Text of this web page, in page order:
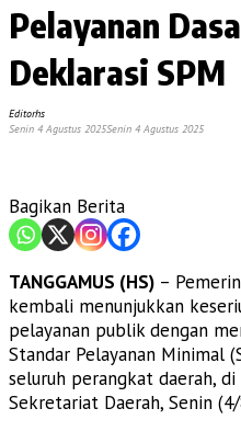
Pelayanan
Deklarasi SPM
Editorhs
Senin 4 Agustus 2025Senin 4 Agustus 2025
Bagikan Berita
TANGGAMUS (HS) –
kembali menunjukkan
pelayanan publik dengan
Standar Pelayanan Minimal
seluruh perangkat daerah,
Sekretariat Daerah, Senin